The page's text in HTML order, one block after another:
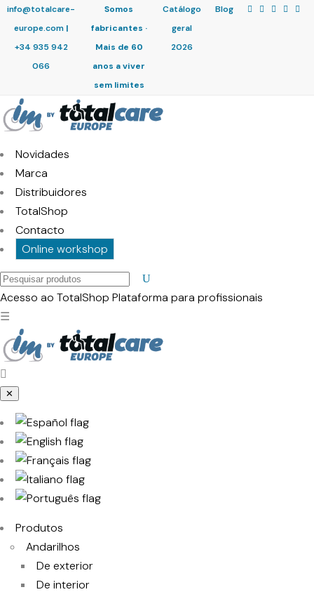
info@totalcare-
europe.com|
+34 935 942
066
Somos
fabricantes ·
Mais de 60
anos a viver
sem limites
Catálogo
geral
2026
Blog
Novidades
Marca
Distribuidores
TotalShop
Contacto
Online workshop
Pesquisar
produtos
Acesso ao TotalShop Plataforma para profissionais
☰
✕
Produtos
Andarilhos
De exterior
De interior